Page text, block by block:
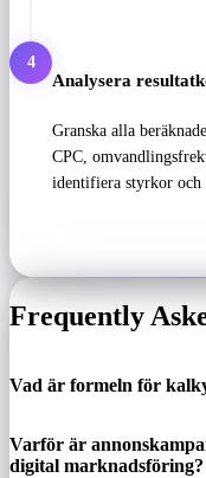
4
Analysera
Granska alla
CPC,
identifiera styrkor och
Frequently
Vad är formeln för
Varför är
digital marknadsföring?